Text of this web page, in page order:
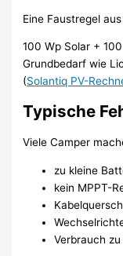
Eine Faustregel
100 Wp Solar +
Grundbedarf wie
(Solantiq PV-
Typische
Viele Camper
zu kleine
kein MPPT-
Verbrauch